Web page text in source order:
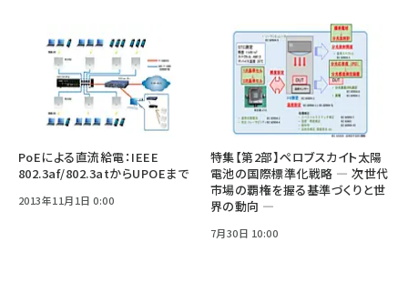
PoEによる直流給電：IEEE
802.3af/802.3atからUPOEまで
2013年11月1日 0:00
特集【第2部】ペロブスカイト太陽
電池の国際標準化戦略 ― 次世代
市場の覇権を握る基準づくりと世
界の動向 ―
7月30日 10:00